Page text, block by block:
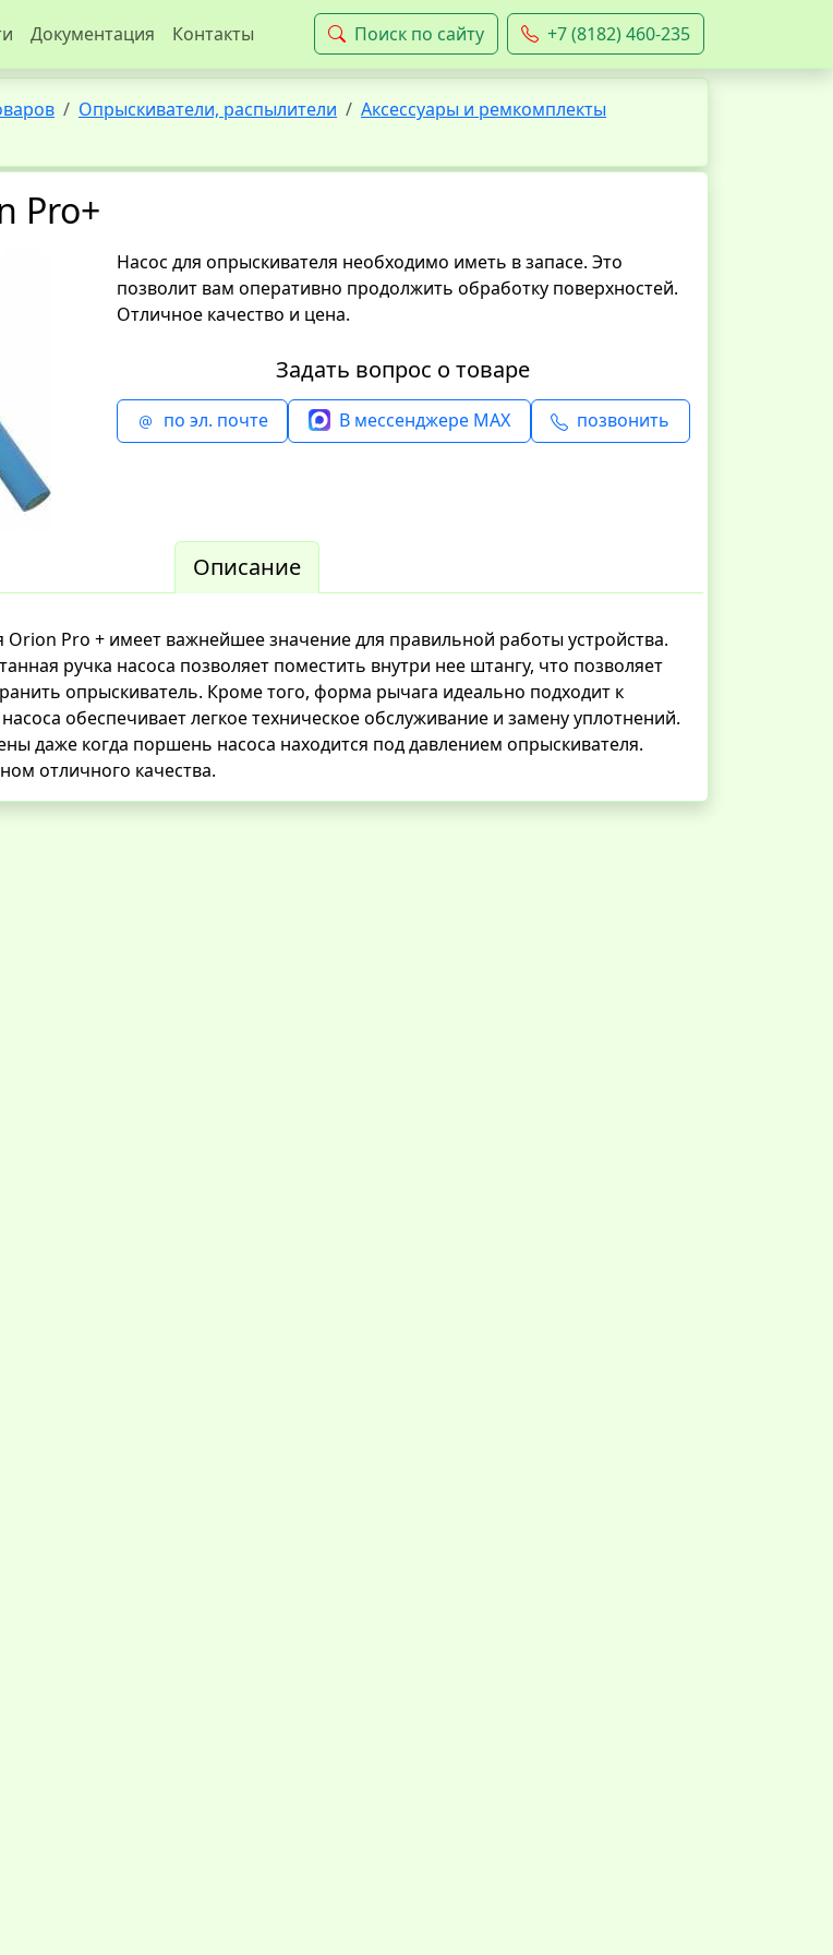
Документация Контакты Поиск по сайту +7 (8182) 460-235
Опрыскиватели, распылители
Аксессуары и ремкомплекты
Pro+
Насос для опрыскивателя необходимо иметь в запасе. Это
позволит вам оперативно продолжить обработку поверхностей.
Отличное качество и цена.
Задать вопрос о товаре
по эл. почте В мессенджере MAX позвонить
Описание
Orion Pro + имеет важнейшее значение для правильной работы устройства.
ручка насоса позволяет поместить внутри нее штангу, что позволяет
опрыскиватель. Кроме того, форма рычага идеально подходит к
обеспечивает легкое техническое обслуживание и замену уплотнений.
даже когда поршень насоса находится под давлением опрыскивателя.
отличного качества.